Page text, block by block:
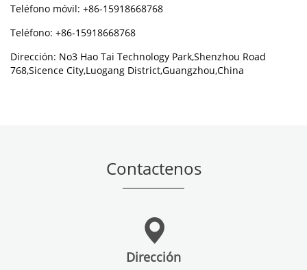
Teléfono móvil: +86-15918668768
Teléfono: +86-15918668768
Dirección: No3 Hao Tai Technology Park,Shenzhou Road
768,Sicence City,Luogang District,Guangzhou,China
Contactenos
Dirección